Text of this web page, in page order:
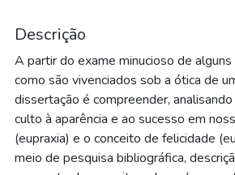
Descrição
A partir do exame minucioso de
como são vivenciados sob a ótica de
dissertação é compreender,
culto à aparência e ao sucesso em
(eupraxia) e o conceito de felicidade
meio de pesquisa bibliográfica,